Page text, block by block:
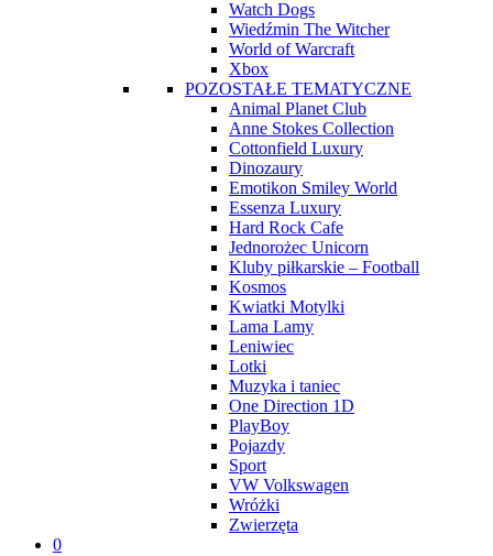
Watch Dogs
Wiedźmin The Witcher
World of Warcraft
Xbox
POZOSTAŁE TEMATYCZNE
Animal Planet Club
Anne Stokes Collection
Cottonfield Luxury
Dinozaury
Emotikon Smiley World
Essenza Luxury
Hard Rock Cafe
Jednorożec Unicorn
Kluby piłkarskie – Football
Kosmos
Kwiatki Motylki
Lama Lamy
Leniwiec
Lotki
Muzyka i taniec
One Direction 1D
PlayBoy
Pojazdy
Sport
VW Volkswagen
Wróżki
Zwierzęta
0